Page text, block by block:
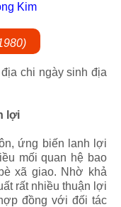
Kim
chi ngày sinh địa
lợi
ứng biến lanh lợi
mối quan hệ bao
xã giao. Nhờ khả
rất nhiều thuận lợi
đồng với đối tác